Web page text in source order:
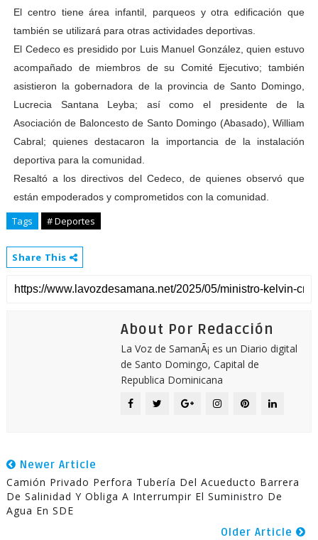
El centro tiene área infantil, parqueos y otra edificación que
también se utilizará para otras actividades deportivas.
El Cedeco es presidido por Luis Manuel González, quien estuvo
acompañado de miembros de su Comité Ejecutivo; también
asistieron la gobernadora de la provincia de Santo Domingo,
Lucrecia Santana Leyba; así como el presidente de la
Asociación de Baloncesto de Santo Domingo (Abasado), William
Cabral; quienes destacaron la importancia de la instalación
deportiva para la comunidad.
Resaltó a los directivos del Cedeco, de quienes observó que
están empoderados y comprometidos con la comunidad.
Tags # Deportes
Share This
About Por Redacción
La Voz de SamanÃ¡ es un Diario digital
de Santo Domingo, Capital de
Republica Dominicana
Newer Article
Camión Privado Perfora Tubería Del Acueducto Barrera
De Salinidad Y Obliga A Interrumpir El Suministro De
Agua En SDE
Older Article